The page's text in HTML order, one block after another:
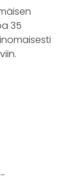
35
sopivan
mikä
-